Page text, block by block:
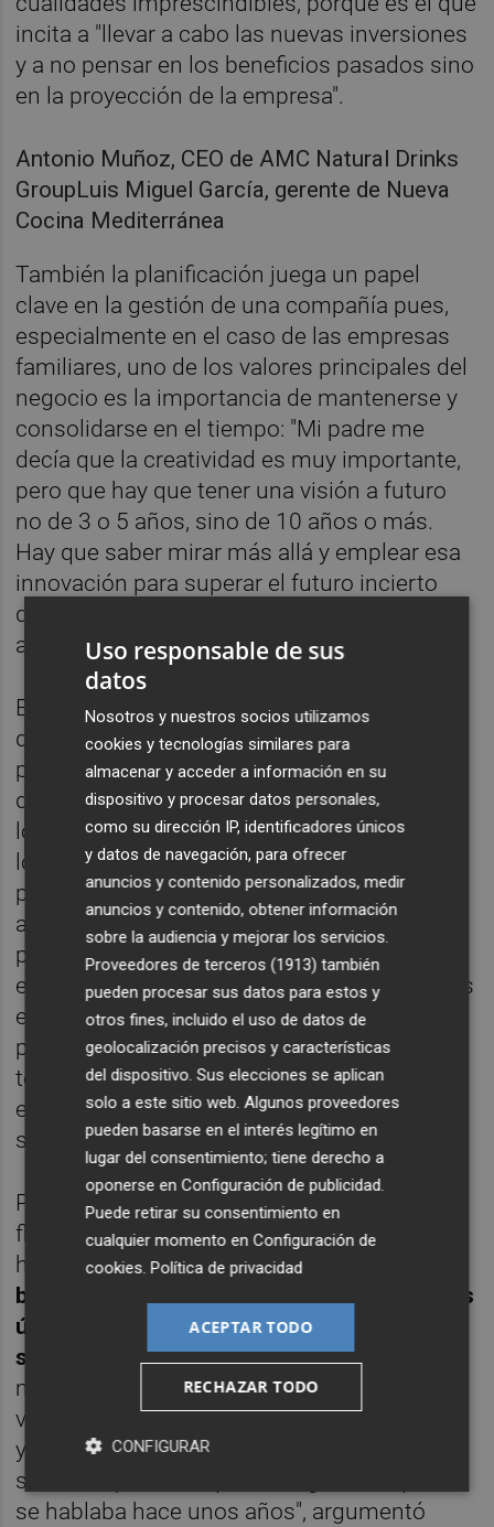
incita a "llevar a cabo las nuevas inversiones
y a no pensar en los beneficios pasados sino
en la proyección de la empresa".
Antonio Muñoz, CEO de AMC Natural Drinks
GroupLuis Miguel García, gerente de Nueva
Cocina Mediterránea
También la planificación juega un papel
clave en la gestión de una compañía pues,
especialmente en el caso de las empresas
familiares, uno de los valores principales del
negocio es la importancia de mantenerse y
consolidarse en el tiempo: "Mi padre me
decía que la creatividad es muy importante,
pero que hay que tener una visión a futuro
no de 3 o 5 años, sino de 10 años o más.
Hay que saber mirar más allá y emplear esa
innovación para superar el futuro incierto
que nos viene", rememoró
abogada y miembro de la Fundación UCAM.
En este sentido,José María Martínez
del Grupo Caliche, puso de relieve
precisamente los valores y principios que,
dentro de las empresas familiares, han dado
los ascendentes y que deben ser legados a
los descendientes: "La empresa es como un
préstamo que recibes de tus padres y que
acabas cediendo a tus hijos siempre que se
pueda". A su vez, el empresario también
expuso su particular visión de los problemas
en un contexto tan adverso como el actual
pues "el momento de crisis en el que nos ha
tocado trabajar crea unos resortes en la
empresa para lidiar con los problemas que
surgen, y eso nos ha fortalecido".
Por otro lado, destaca especialmente la
flexibilidad de las nuevas generaciones a la
hora de adaptarse a los cambios, pues
buscan de manera natural dar solución a las
últimas necesidades que surgen en la
sociedad.
En consecuencia, "hay cada vez
más empresas en la Región de Murcia que
van con la bandera de ser sostenibles 100%
y que dan servicios de responsabilidad
social corporativa, que era algo de lo que no
se hablaba hace unos años", argumentó
Uso responsable de sus
datos
Nosotros y nuestros socios utilizamos
cookies y tecnologías similares para
almacenar y acceder a información en su
dispositivo y procesar datos personales,
como su dirección IP, identificadores únicos
y datos de navegación, para ofrecer
anuncios y contenido personalizados, medir
anuncios y contenido, obtener información
sobre la audiencia y mejorar los servicios.
Proveedores de terceros (1913) también
pueden procesar sus datos para estos y
otros fines, incluido el uso de datos de
geolocalización precisos y características
del dispositivo. Sus elecciones se aplican
solo a este sitio web. Algunos proveedores
pueden basarse en el interés legítimo en
lugar del consentimiento; tiene derecho a
oponerse enConfiguración de publicidad.
Puede retirar su consentimiento en
cualquier momento enConfiguración de
cookies.Política de privacidad
ACEPTAR TODO
RECHAZAR TODO
CONFIGURAR